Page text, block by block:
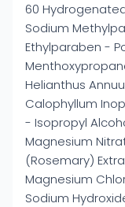
60
Sodium
Ethylparaben -
Helianthus
Calophyllum
- Isopropyl
Magnesium
(Rosemary)
Magnesium
Sodium